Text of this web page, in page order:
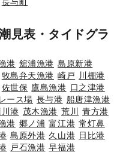
見表・タイドグラ
港 舘浦漁港 島原新港
牧島弁天漁港 崎戸
川棚港
佐世保 鷹島漁港 口之津港
ース場 長与港 船唐津漁港
港 茂木漁港 荒川 青方港
港 郷ノ浦 富江港 常灯鼻
島原外港 久山港 日比港
戸石漁港 早福港